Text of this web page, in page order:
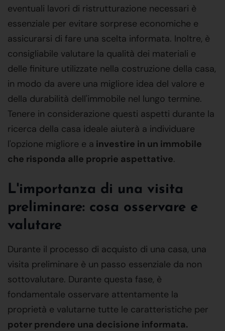
eventuali lavori di ristrutturazione necessari è
essenziale per evitare sorprese economiche e
assicurarsi di fare una scelta informata. Inoltre, è
consigliabile valutare la qualità dei materiali e
delle finiture utilizzate nella costruzione della casa,
in modo da avere una migliore idea del valore e
della durabilità dell'immobile nel lungo termine.
Tenere in considerazione questi aspetti durante la
ricerca della casa ideale aiuterà a individuare
l'opzione migliore e a investire in un immobile
che risponda alle proprie aspettative.
L'importanza di una visita
preliminare: cosa osservare e
valutare
Durante il processo di acquisto di una casa, una
visita preliminare è un passo essenziale da non
sottovalutare. Durante questa fase, è
fondamentale osservare attentamente la
proprietà e valutarne tutte le caratteristiche per
poter prendere una decisione informata.